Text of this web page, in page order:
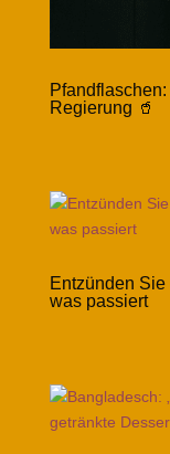
Regierung 🥤
Entzünden
was passiert